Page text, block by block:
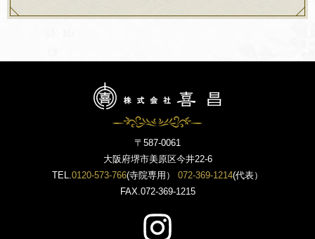
〒587-0061
大阪府堺市美原区今井22-6
TEL. 0120-573-766(寺院専用） 072-369-1214(代表）
FAX.072-369-1215